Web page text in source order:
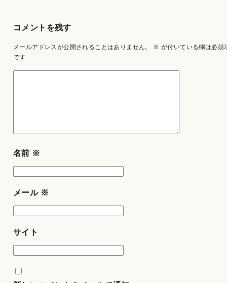
コメントを残す
メールアドレスが公開されることはありません。 ※ が付いている欄は必須
です
名前 ※
メール ※
サイト